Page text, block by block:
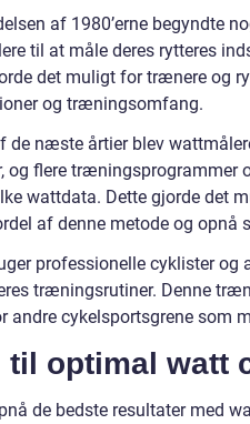
af 1980’erne begyndte
til at måle deres rytteres
det muligt for trænere og
og træningsomfang.
de næste årtier blev
og flere træningsprogrammer
wattdata. Dette gjorde det
af denne metode og
professionelle cyklister
træningsrutiner. Denne
andre cykelsportsgrene som
til optimal watt
de bedste resultater med